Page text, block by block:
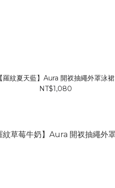
【羅紋夏天藍】Aura 開衩抽繩外罩泳裙
NT$1,080